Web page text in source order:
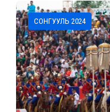
СОНГУУЛЬ 2024